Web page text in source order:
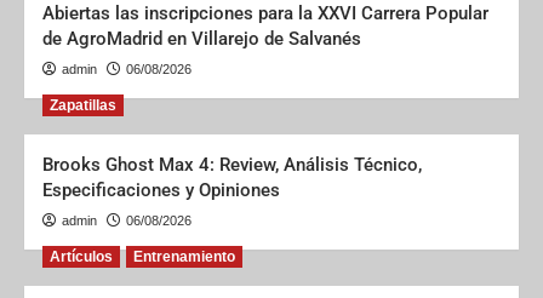
Abiertas las inscripciones para la XXVI Carrera Popular
de AgroMadrid en Villarejo de Salvanés
admin 06/08/2026
Zapatillas
Brooks Ghost Max 4: Review, Análisis Técnico,
Especificaciones y Opiniones
admin 06/08/2026
Artículos Entrenamiento